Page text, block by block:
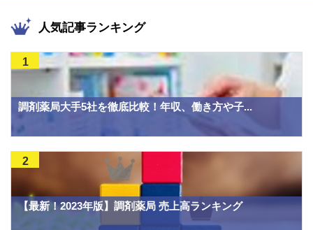
人気記事ランキング
調剤薬局大手5社を徹底比較！年収、働き方や子...
1
【最新！2023年版】調剤薬局 売上高ランキング
2